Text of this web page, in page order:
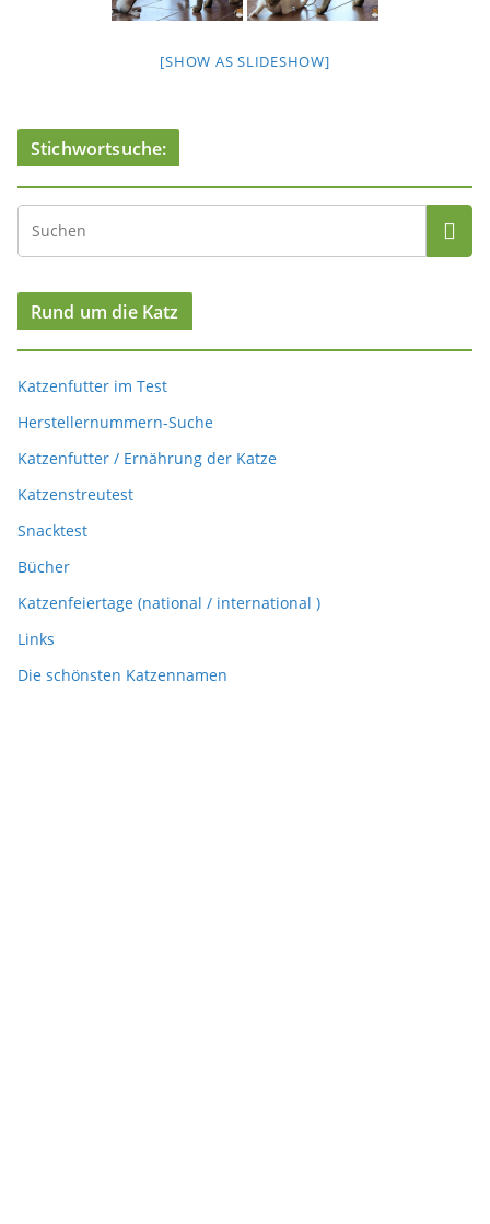
[SHOW AS SLIDESHOW]
Stichwortsuche:
Rund um die Katz
Katzenfutter im Test
Herstellernummern-Suche
Katzenfutter / Ernährung der Katze
Katzenstreutest
Snacktest
Bücher
Katzenfeiertage (national / international )
Links
Die schönsten Katzennamen